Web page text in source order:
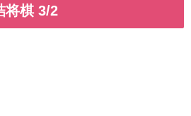
将棋 3/2